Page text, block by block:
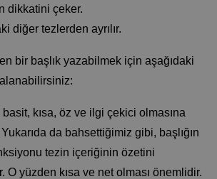
dikkatini çeker.
diğer tezlerden ayrılır.
bir başlık yazabilmek için aşağıdaki
basit, kısa, öz ve ilgi çekici olmasına
da bahsettiğimiz gibi, başlığın
tezin içeriğinin özetini
O yüzden kısa ve net olması önemlidir.